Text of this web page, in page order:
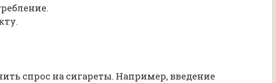
спрос на сигареты. Например, введение